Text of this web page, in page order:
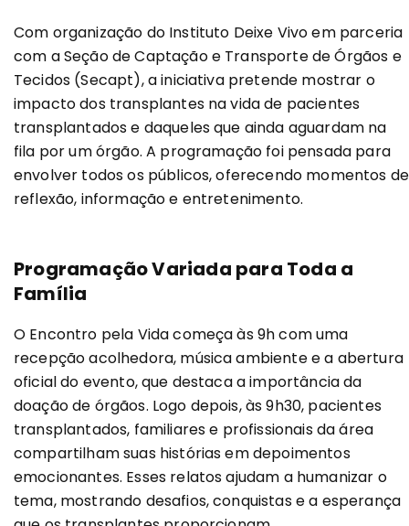
Com organização do Instituto Deixe Vivo em parceria
com a Seção de Captação e Transporte de Órgãos e
Tecidos (Secapt), a iniciativa pretende mostrar o
impacto dos transplantes na vida de pacientes
transplantados e daqueles que ainda aguardam na
fila por um órgão. A programação foi pensada para
envolver todos os públicos, oferecendo momentos de
reflexão, informação e entretenimento.
Programação Variada para Toda a
Família
O Encontro pela Vida começa às 9h com uma
recepção acolhedora, música ambiente e a abertura
oficial do evento, que destaca a importância da
doação de órgãos. Logo depois, às 9h30, pacientes
transplantados, familiares e profissionais da área
compartilham suas histórias em depoimentos
emocionantes. Esses relatos ajudam a humanizar o
tema, mostrando desafios, conquistas e a esperança